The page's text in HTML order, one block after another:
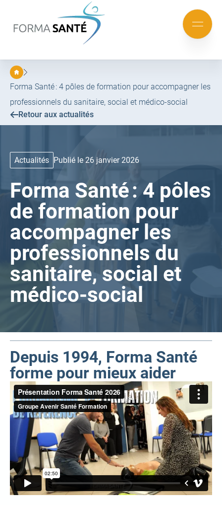
au
menu
au
contenu
Mobile
menu
Forma Santé : 4 pôles de formation pour accompagner les
professionnels du sanitaire, social et médico-social
Retour aux actualités
Actualités Publié le 26 janvier 2026
Forma Santé : 4 pôles
de formation pour
accompagner les
professionnels du
sanitaire, social et
médico-social
Depuis 1994, Forma Santé
forme pour mieux aider